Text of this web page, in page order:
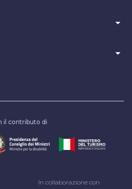
arrow_drop_down
arrow_drop_down
il contributo di
In collaborazione con